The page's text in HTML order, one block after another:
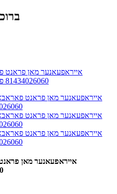
אייראפעאנער מאן